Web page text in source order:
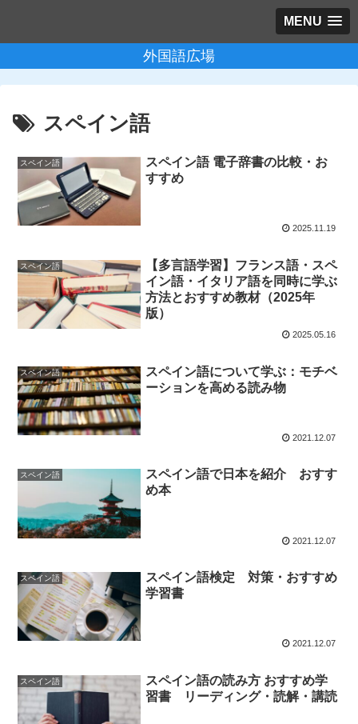
MENU
外国語広場
スペイン語
スペイン語
スペイン語 電子辞書の比較・お
すすめ
2025.11.19
スペイン語
【多言語学習】フランス語・スペ
イン語・イタリア語を同時に学ぶ
方法とおすすめ教材（2025年
版）
2025.05.16
スペイン語
スペイン語について学ぶ：モチベ
ーションを高める読み物
2021.12.07
スペイン語
スペイン語で日本を紹介 おすす
め本
2021.12.07
スペイン語
スペイン語検定 対策・おすすめ
学習書
2021.12.07
スペイン語
スペイン語の読み方 おすすめ学
習書 リーディング・読解・講読